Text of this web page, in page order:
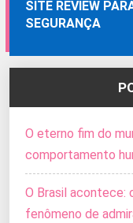
SITE REVIEW
SEGURANÇA
O eterno fim do
comportamento
O Brasil acontece:
fenômeno de